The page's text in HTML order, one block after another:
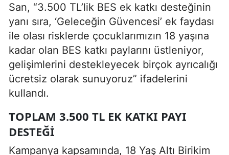
San, “3.500 TL’lik BES ek katkı desteğinin
yanı sıra, ‘Geleceğin Güvencesi’ ek faydası
ile olası risklerde çocuklarımızın 18 yaşına
kadar olan BES katkı paylarını üstleniyor,
gelişimlerini destekleyecek birçok ayrıcalığı
ücretsiz olarak sunuyoruz” ifadelerini
kullandı.
TOPLAM 3.500 TL EK KATKI PAYI
DESTEĞI
Kampanya kapsamında, 18 Yaş Altı Birikim